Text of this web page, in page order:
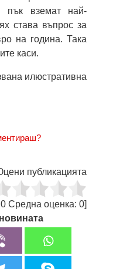
пък вземат най-
става въпрос за
на година. Така
каси.
илюстративна
публикацията
0 Средна оценка: 0]